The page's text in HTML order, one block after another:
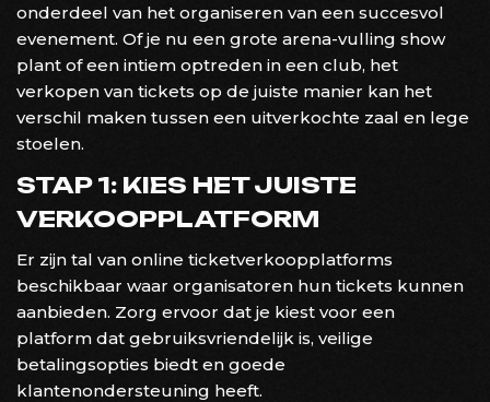
onderdeel van het organiseren van een succesvol
evenement. Of je nu een grote arena-vulling show
plant of een intiem optreden in een club, het
verkopen van tickets op de juiste manier kan het
verschil maken tussen een uitverkochte zaal en lege
stoelen.
STAP 1: KIES HET JUISTE
VERKOOPPLATFORM
Er zijn tal van online ticketverkoopplatforms
beschikbaar waar organisatoren hun tickets kunnen
aanbieden. Zorg ervoor dat je kiest voor een
platform dat gebruiksvriendelijk is, veilige
betalingsopties biedt en goede
klantenondersteuning heeft.